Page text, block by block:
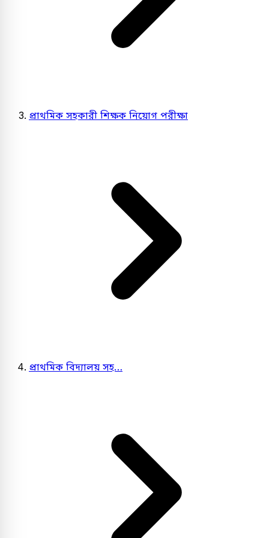
প্রাথমিক সহকারী শিক্ষক নিয়োগ পরীক্ষা
প্রাথমিক বিদ্যালয় সহ…